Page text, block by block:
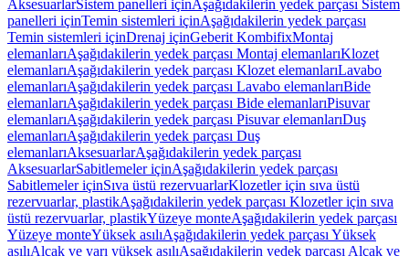
AksesuarlarSistem panelleri içinAşağıdakilerin yedek parçası Sistem
panelleri içinTemin sistemleri içinAşağıdakilerin yedek parçası
Temin sistemleri içinDrenaj içinGeberit KombifixMontaj
elemanlarıAşağıdakilerin yedek parçası Montaj elemanlarıKlozet
elemanlarıAşağıdakilerin yedek parçası Klozet elemanlarıLavabo
elemanlarıAşağıdakilerin yedek parçası Lavabo elemanlarıBide
elemanlarıAşağıdakilerin yedek parçası Bide elemanlarıPisuvar
elemanlarıAşağıdakilerin yedek parçası Pisuvar elemanlarıDuş
elemanlarıAşağıdakilerin yedek parçası Duş
elemanlarıAksesuarlarAşağıdakilerin yedek parçası
AksesuarlarSabitlemeler içinAşağıdakilerin yedek parçası
Sabitlemeler içinSıva üstü rezervuarlarKlozetler için sıva üstü
rezervuarlar, plastikAşağıdakilerin yedek parçası Klozetler için sıva
üstü rezervuarlar, plastikYüzeye monteAşağıdakilerin yedek parçası
Yüzeye monteYüksek asılıAşağıdakilerin yedek parçası Yüksek
asılıAlçak ve yarı yüksek asılıAşağıdakilerin yedek parçası Alçak ve